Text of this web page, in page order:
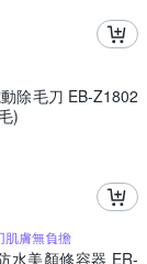
除毛刀 EB-Z1802
)
肌膚無負擔
水美顏修容器 ER-